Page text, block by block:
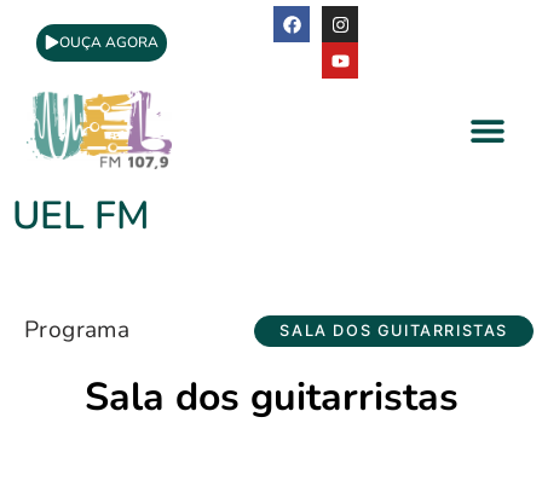
OUÇA AGORA
UEL FM
Programa SALA DOS GUITARRISTAS
Sala dos guitarristas